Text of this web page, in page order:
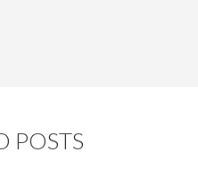
POSTS